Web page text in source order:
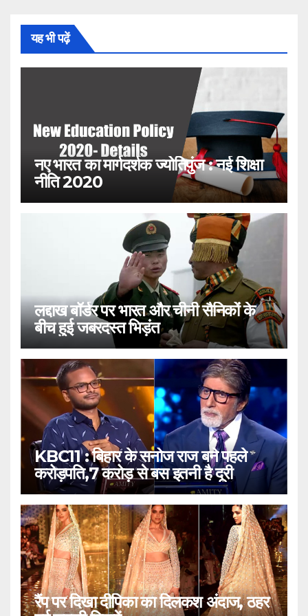
यह भी पढ़ें
नए भारत का मार्गदर्शक ज्योतिपुंज : नई शिक्षा
नीति 2020
लद्दाख बॉर्डर पर भारत और चीनी सैनिकों के
बीच हुई जबरदस्त भिड़ंत
KBC11 : बिहार के सनोज राज बने पहले
करोड़पति,7 करोड़ से बस इतनी है दूरी
रैंप पर दिखा दीपिका का दिलकश अंदाज, ठहर